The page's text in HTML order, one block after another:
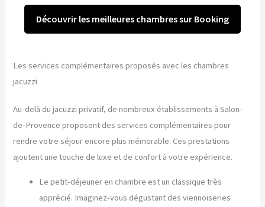
Découvrir les meilleures chambres sur Booking
Les services complémentaires proposés avec les chambres
jacuzzi
Au-delà du jacuzzi privatif, de nombreux établissements à Salon-
de-Provence proposent des services complémentaires pour
rendre votre séjour encore plus mémorable. Ces prestations
ajoutent une touche de luxe et de confort à votre expérience.
Le petit-déjeuner en chambre est un classique très
apprécié. Imaginez-vous dégustant des viennoiseries